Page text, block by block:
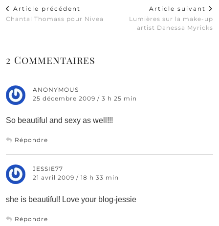
Article précédent
Chantal Thomass pour Nivea
Article suivant
Lumières sur la make-up
artist Danessa Myricks
2 Commentaires
ANONYMOUS
25 décembre 2009 / 3 h 25 min
So beautiful and sexy as well!!!
Répondre
JESSIE77
21 avril 2009 / 18 h 33 min
she is beautiful! Love your blog-jessie
Répondre